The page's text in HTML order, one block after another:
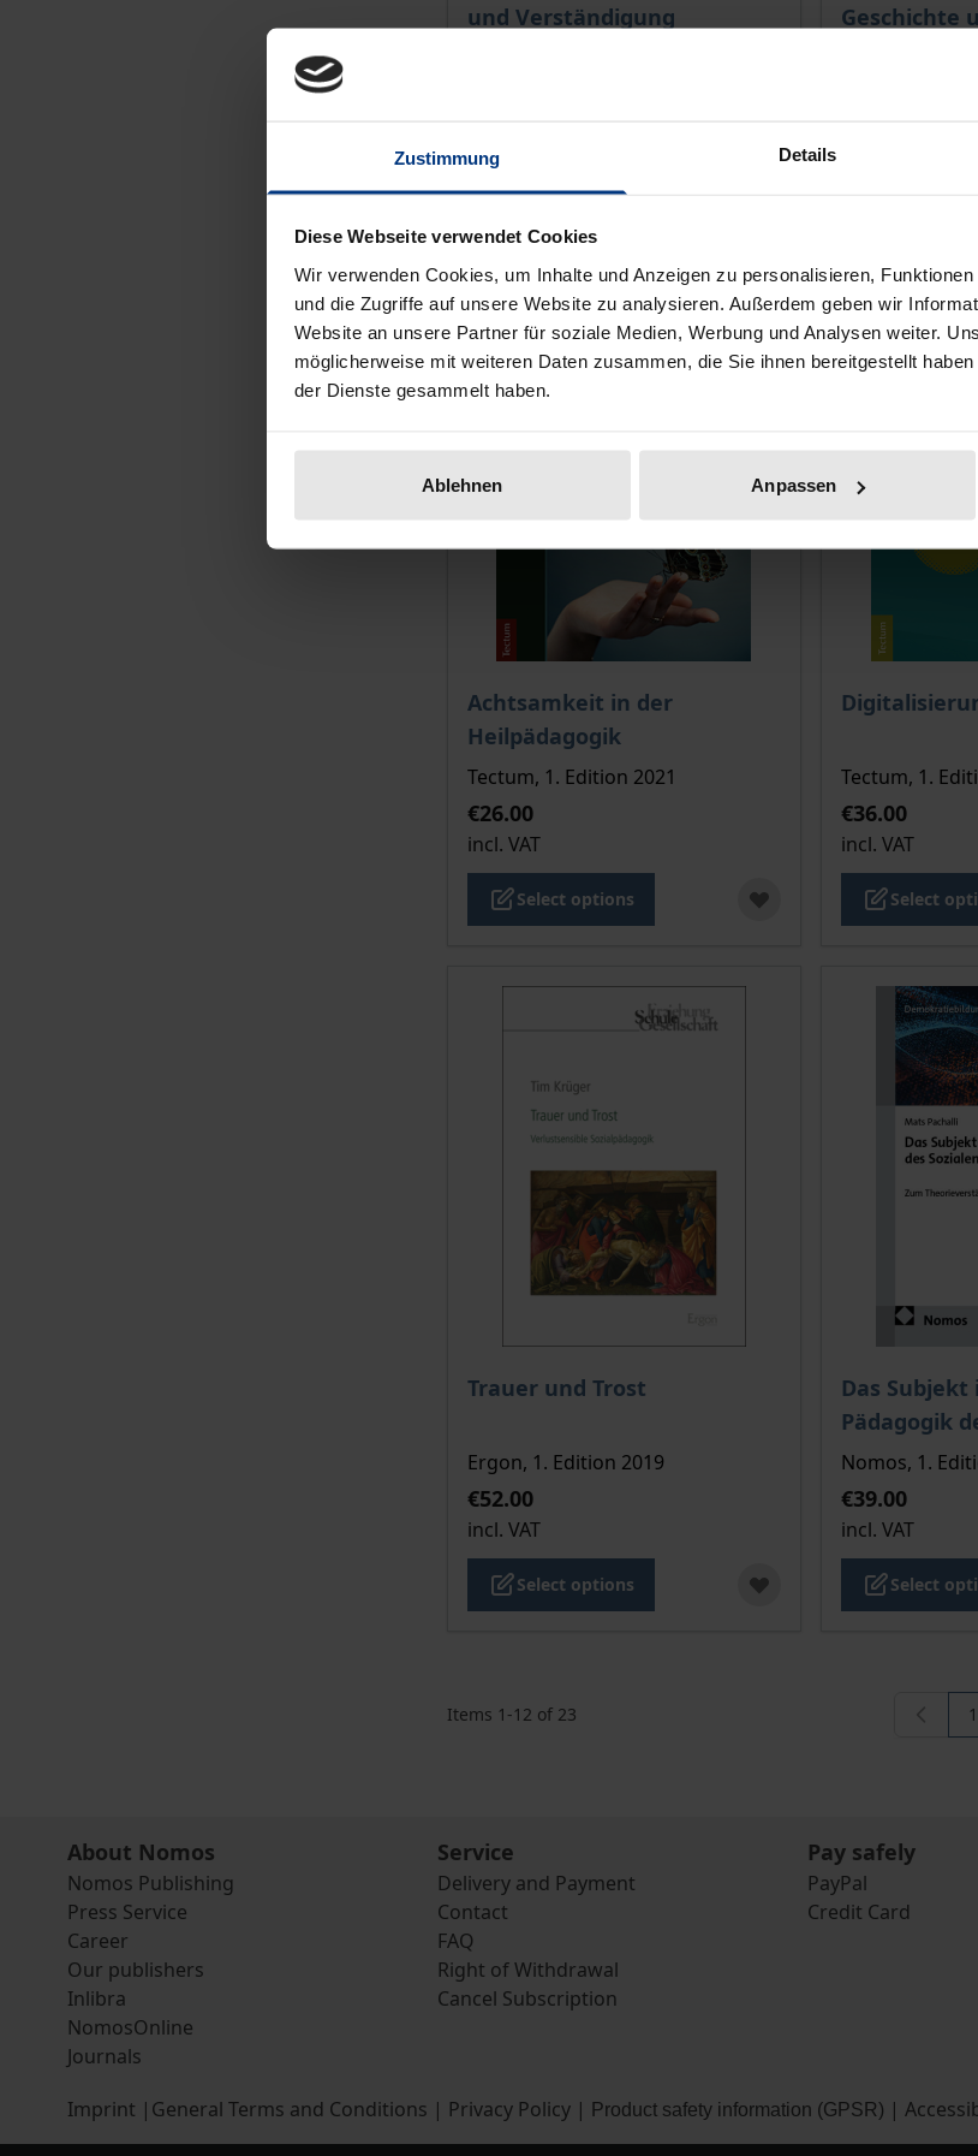
Zustimmung Details
Diese Webseite verwendet Cookies
Wir verwenden Cookies, um Inhalte und Anzeigen zu personalisieren,
und die Zugriffe auf unsere Website zu analysieren. Außerdem geben wir
Website an unsere Partner für soziale Medien, Werbung und Analysen weiter.
möglicherweise mit weiteren Daten zusammen, die Sie ihnen bereitgestellt
der Dienste gesammelt haben.
Ablehnen Anpassen
und Verständigung
incl. VAT
Geschichte
Achtsamkeit in der
Heilpädagogik
The price depends on the options chosen on the product
Tectum, 1. Edition 2021
€26.00
incl. VAT
Select options
The price
Tectum, 1.
€36.00
incl. VAT
Select
Trauer und Trost
The price depends on the options chosen on the product
Ergon, 1. Edition 2019
€52.00
incl. VAT
Select options
Das Subjekt
Pädagogik
The price
Nomos, 1.
€39.00
incl. VAT
Select
Items 1 -12 of 23 1
About Nomos
Nomos Publishing
Press Service
Career
Our publishers
Inlibra
NomosOnline
Journals
Service
Delivery and Payment
Contact
FAQ
Right of Withdrawal
Cancel Subscription
Pay safely
PayPal
Credit Card
Imprint | General Terms and Conditions | Privacy Policy | Product safety information (GPSR) |